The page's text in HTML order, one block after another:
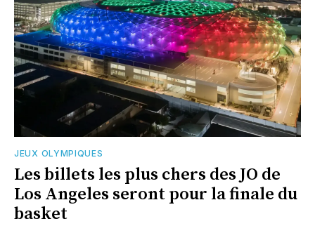
JEUX OLYMPIQUES
Les billets les plus chers des JO de
Los Angeles seront pour la finale du
basket